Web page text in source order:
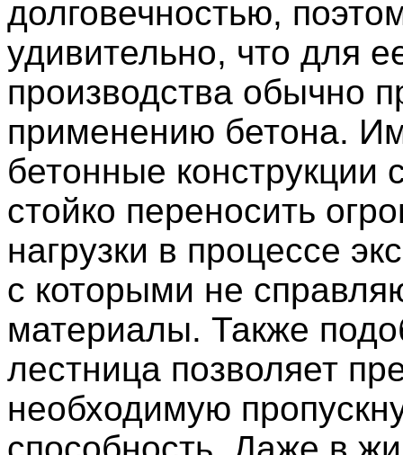
долговечностью,
удивительно, что для
производства обычно
применению бетона.
бетонные конструкции
стойко переносить
нагрузки в процессе
с которыми не
материалы. Также
лестница позволяет
необходимую